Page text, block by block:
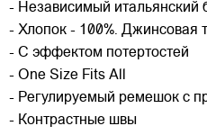
- Независимый итальянский
- Хлопок - 100%. Джинсовая
- С эффектом потертостей
- One Size Fits All
- Регулируемый ремешок с
- Контрастные швы